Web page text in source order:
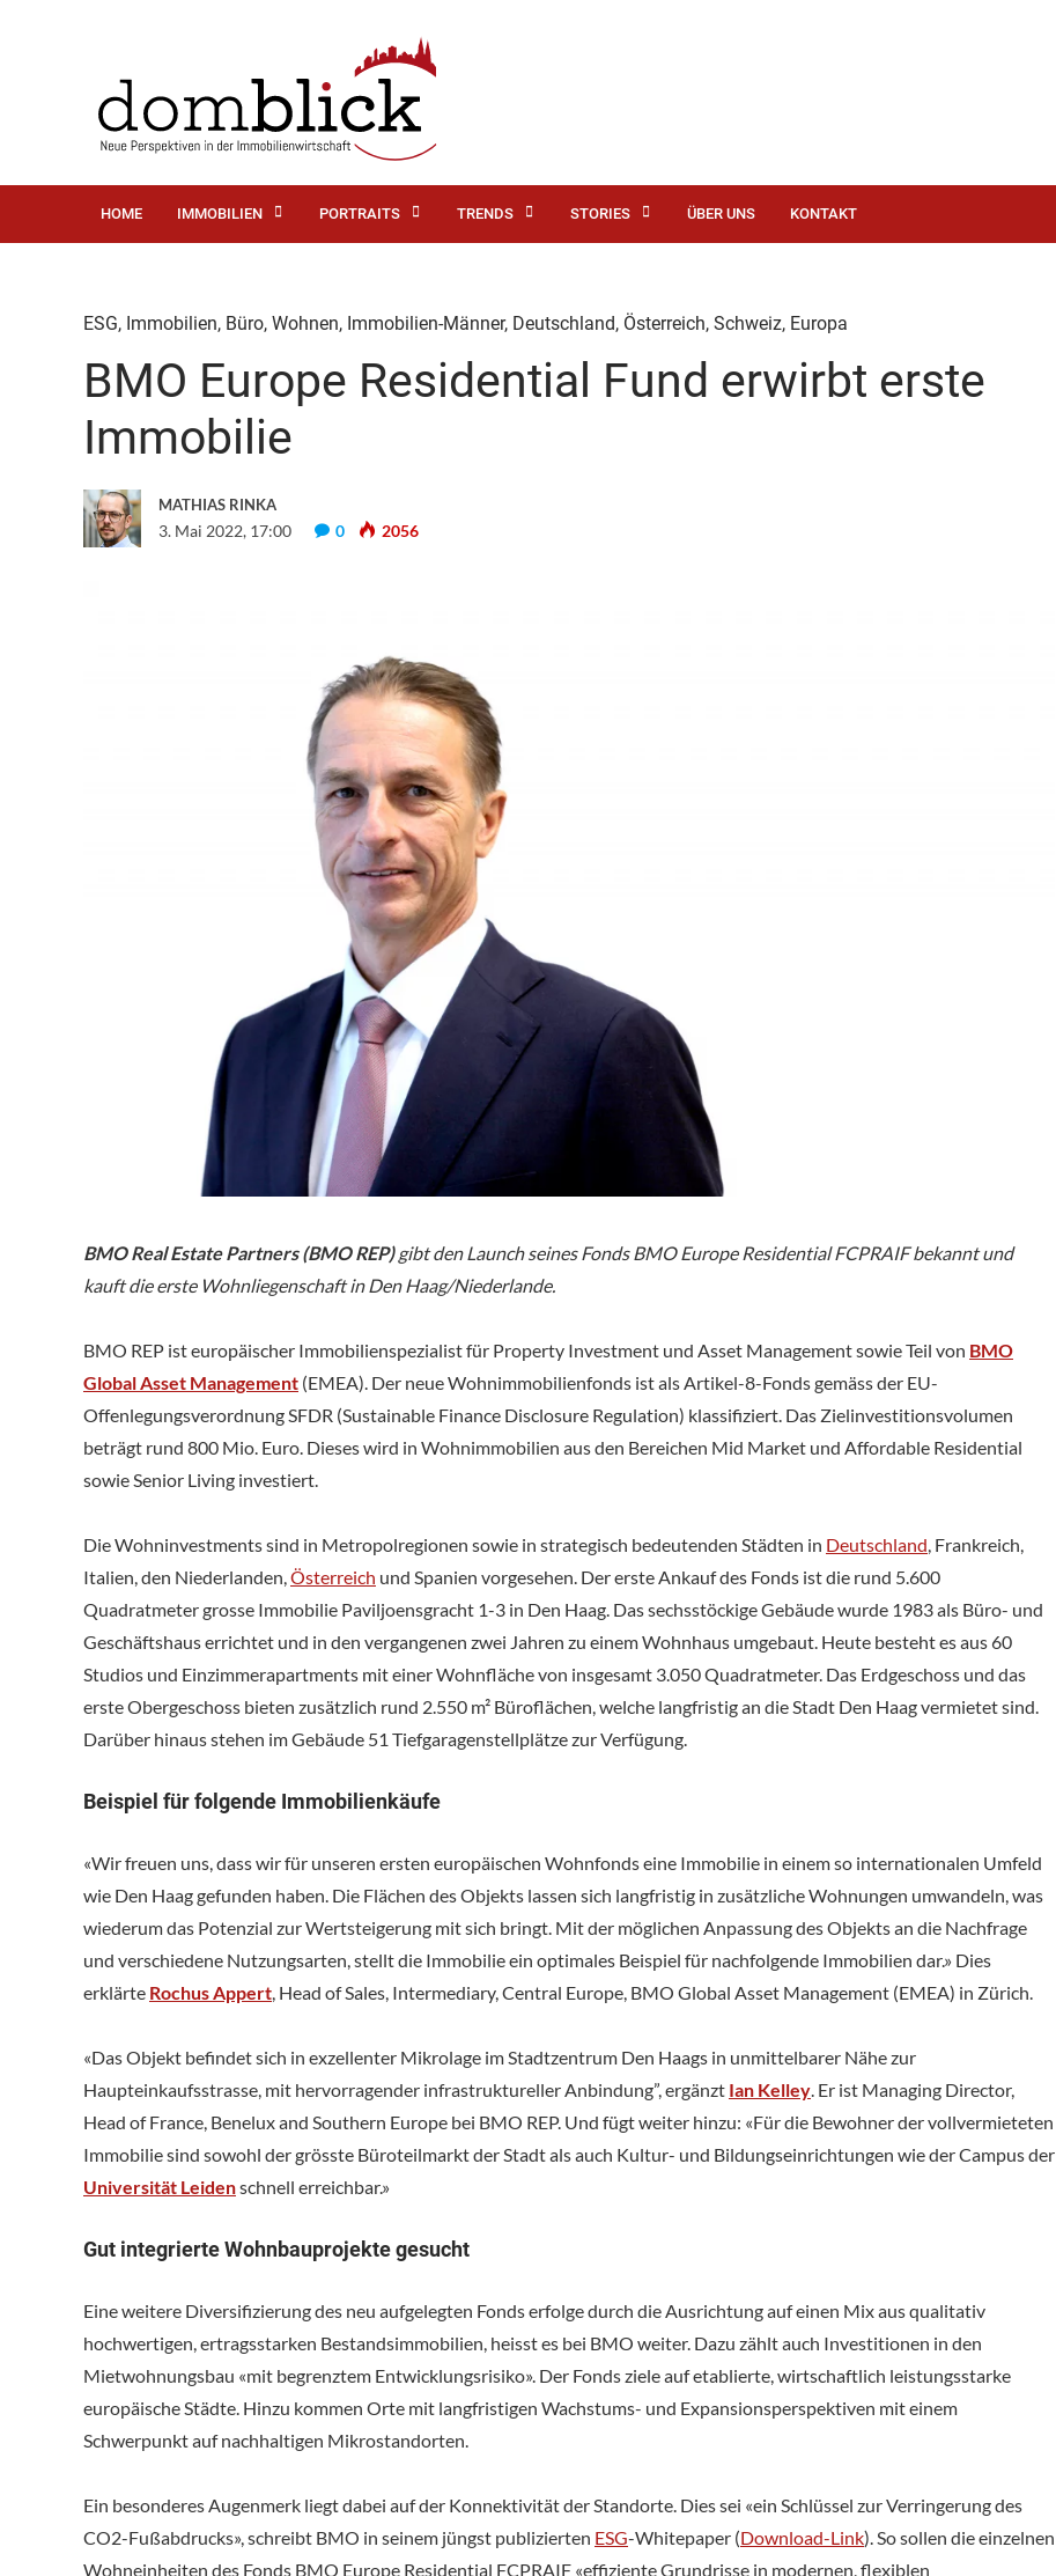
HOME IMMOBILIEN PORTRAITS TRENDS STORIES ÜBER UNS KONTAKT
ESG, Immobilien, Büro, Wohnen, Immobilien-Männer, Deutschland, Österreich, Schweiz, Europa
BMO Europe Residential Fund erwirbt erste
Immobilie
MATHIAS RINKA
3. Mai 2022, 17:00 0 2056
BMO Real Estate Partners (BMO REP)gibt den Launch seines Fonds BMO Europe Residential FCPRAIF bekannt und
kauft die erste Wohnliegenschaft in Den Haag/Niederlande.
BMO REP ist europäischer Immobilienspezialist für Property Investment und Asset Management sowie Teil von BMO
Global Asset Management (EMEA). Der neue Wohnimmobilienfonds ist als Artikel-8-Fonds gemäss der EU-
Offenlegungsverordnung SFDR (Sustainable Finance Disclosure Regulation) klassifiziert. Das Zielinvestitionsvolumen
beträgt rund 800 Mio. Euro. Dieses wird in Wohnimmobilien aus den Bereichen Mid Market und Affordable Residential
sowie Senior Living investiert.
Die Wohninvestments sind in Metropolregionen sowie in strategisch bedeutenden Städten in Deutschland , Frankreich,
Italien, den Niederlanden, Österreich und Spanien vorgesehen. Der erste Ankauf des Fonds ist die rund 5.600
Quadratmeter grosse Immobilie Paviljoensgracht 1-3 in Den Haag. Das sechsstöckige Gebäude wurde 1983 als Büro- und
Geschäftshaus errichtet und in den vergangenen zwei Jahren zu einem Wohnhaus umgebaut. Heute besteht es aus 60
Studios und Einzimmerapartments mit einer Wohnfläche von insgesamt 3.050 Quadratmeter. Das Erdgeschoss und das
erste Obergeschoss bieten zusätzlich rund 2.550 m² Büroflächen, welche langfristig an die Stadt Den Haag vermietet sind.
Darüber hinaus stehen im Gebäude 51 Tiefgaragenstellplätze zur Verfügung.
Beispiel für folgende Immobilienkäufe
«Wir freuen uns, dass wir für unseren ersten europäischen Wohnfonds eine Immobilie in einem so internationalen Umfeld
wie Den Haag gefunden haben. Die Flächen des Objekts lassen sich langfristig in zusätzliche Wohnungen umwandeln, was
wiederum das Potenzial zur Wertsteigerung mit sich bringt. Mit der möglichen Anpassung des Objekts an die Nachfrage
und verschiedene Nutzungsarten, stellt die Immobilie ein optimales Beispiel für nachfolgende Immobilien dar.» Dies
erklärte Rochus Appert , Head of Sales, Intermediary, Central Europe, BMO Global Asset Management (EMEA) in Zürich.
«Das Objekt befindet sich in exzellenter Mikrolage im Stadtzentrum Den Haags in unmittelbarer Nähe zur
Haupteinkaufsstrasse, mit hervorragender infrastruktureller Anbindung”, ergänzt Ian Kelley . Er ist Managing Director,
Head of France, Benelux and Southern Europe bei BMO REP. Und fügt weiter hinzu: «Für die Bewohner der vollvermieteten
Immobilie sind sowohl der grösste Büroteilmarkt der Stadt als auch Kultur- und Bildungseinrichtungen wie der Campus der
Universität Leidenschnell erreichbar.»
Gut integrierte Wohnbauprojekte gesucht
Eine weitere Diversifizierung des neu aufgelegten Fonds erfolge durch die Ausrichtung auf einen Mix aus qualitativ
hochwertigen, ertragsstarken Bestandsimmobilien, heisst es bei BMO weiter. Dazu zählt auch Investitionen in den
Mietwohnungsbau «mit begrenztem Entwicklungsrisiko». Der Fonds ziele auf etablierte, wirtschaftlich leistungsstarke
europäische Städte. Hinzu kommen Orte mit langfristigen Wachstums- und Expansionsperspektiven mit einem
Schwerpunkt auf nachhaltigen Mikrostandorten.
Ein besonderes Augenmerk liegt dabei auf der Konnektivität der Standorte. Dies sei «ein Schlüssel zur Verringerung des
CO2-Fußabdrucks», schreibt BMO in seinem jüngst publizierten ESG-Whitepaper (Download-Link). So sollen die einzelnen
Wohneinheiten des Fonds BMO Europe Residential FCPRAIF «effiziente Grundrisse in modernen, flexiblen